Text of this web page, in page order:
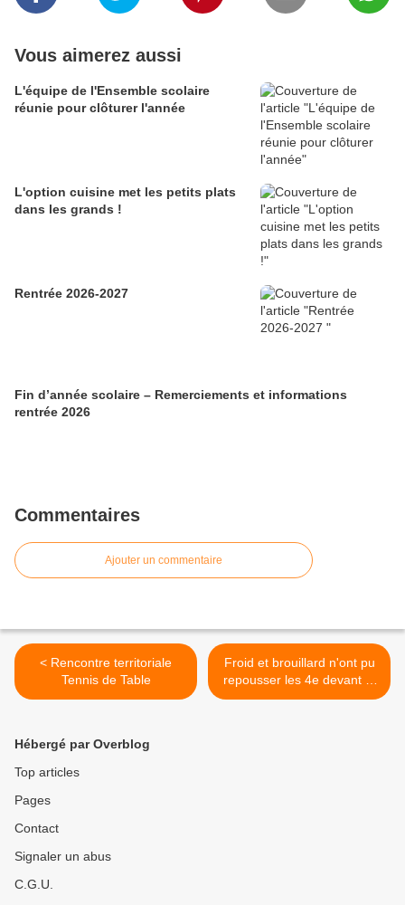
Vous aimerez aussi
L'équipe de l'Ensemble scolaire
réunie pour clôturer l'année
L'option cuisine met les petits plats
dans les grands !
Rentrée 2026-2027
Fin d’année scolaire – Remerciements et informations
rentrée 2026
Commentaires
Ajouter un commentaire
< Rencontre territoriale
Tennis de Table
Froid et brouillard n'ont pu
repousser les 4e devant le
mur à décorer! >
Hébergé par Overblog
Top articles
Pages
Contact
Signaler un abus
C.G.U.